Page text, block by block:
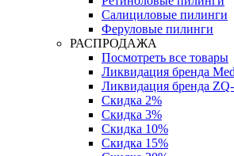
Салициловые пилинги
Феруловые пилинги
РАСПРОДАЖА
Посмотреть все товары
Ликвидация бренда
Ликвидация бренда
Скидка 2%
Скидка 3%
Скидка 10%
Скидка 15%